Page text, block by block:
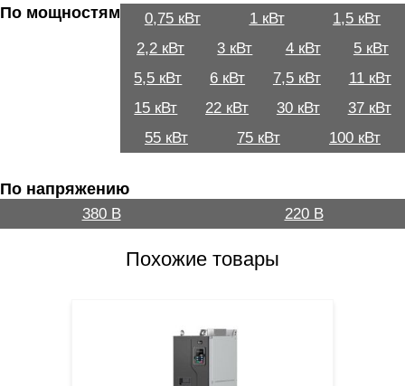
По мощностям 0,75 кВт 1 кВт
1,5 кВт
2,2 кВт
3 кВт 4 кВт
5 кВт
5,5 кВт
6 кВт 7,5 кВт
11 кВт
15 кВт
22 кВт 30 кВт
37 кВт
55 кВт
75 кВт 100 кВт
По напряжению
380 В 220 В
Похожие товары